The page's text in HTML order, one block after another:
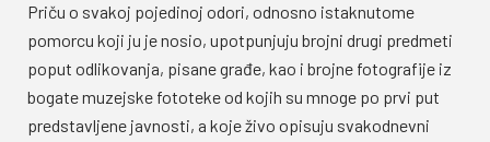
Priču o svakoj pojedinoj odori, odnosno istaknutome
pomorcu koji ju je nosio, upotpunjuju brojni drugi predmeti
poput odlikovanja, pisane građe, kao i brojne fotografije iz
bogate muzejske fototeke od kojih su mnoge po prvi put
predstavljene javnosti, a koje živo opisuju svakodnevni